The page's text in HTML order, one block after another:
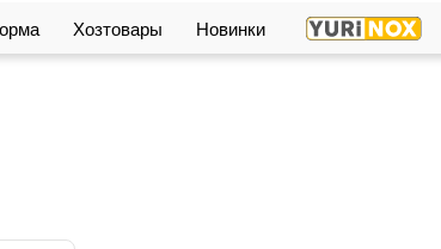
Хозтовары Новинки